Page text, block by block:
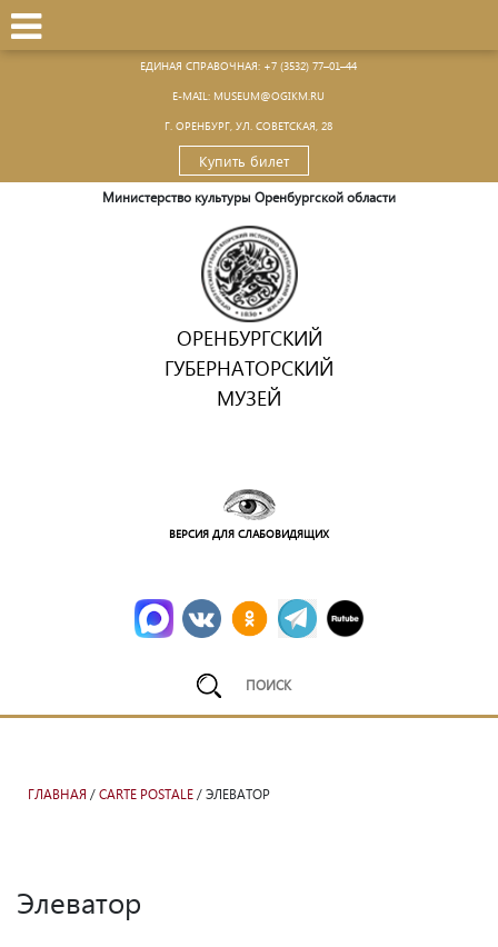
ЕДИНАЯ СПРАВОЧНАЯ: +7 (3532) 77–01–44
Е-MAIL: MUSEUM@OGIKM.RU
Г. ОРЕНБУРГ, УЛ. СОВЕТСКАЯ, 28
Купить билет
Министерство культуры Оренбургской области
ОРЕНБУРГСКИЙ
ГУБЕРНАТОРСКИЙ
МУЗЕЙ
ВЕРСИЯ ДЛЯ СЛАБОВИДЯЩИХ
ГЛАВНАЯ / CARTE POSTALE / ЭЛЕВАТОР
Элеватор